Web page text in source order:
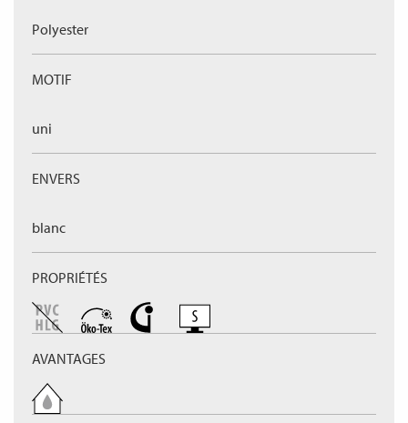
Polyester
MOTIF
uni
ENVERS
blanc
PROPRIÉTÉS
AVANTAGES